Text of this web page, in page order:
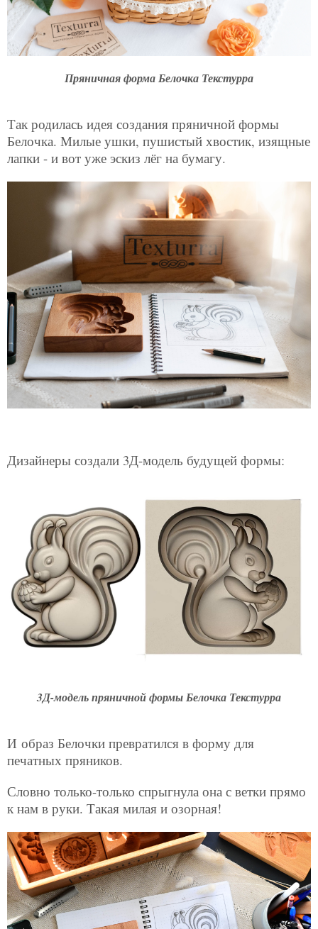
Пряничная форма Белочка Текстурра
Так родилась идея создания пряничной формы
Белочка. Милые ушки, пушистый хвостик, изящные
лапки - и вот уже эскиз лёг на бумагу.
Дизайнеры создали 3Д-модель будущей формы:
3Д-модель пряничной формы Белочка Текстурра
И образ Белочки превратился в форму для
печатных пряников.
Словно только-только спрыгнула она с ветки прямо
к нам в руки. Такая милая и озорная!